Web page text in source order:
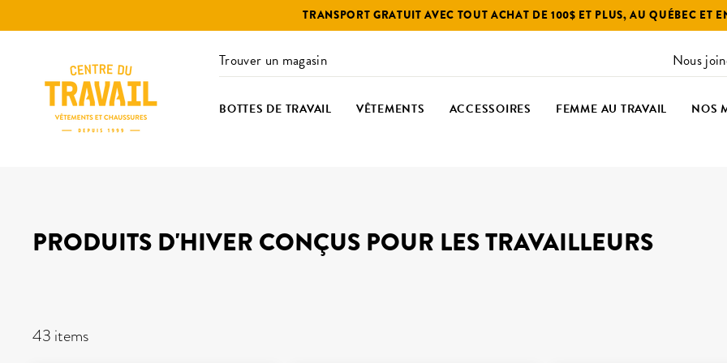
au
TRANSPORT GRATUIT AVEC TOUT ACHAT DE 100$ ET PLUS, AU QUÉBEC ET
Trouver un magasin Nous
BOTTES DE TRAVAIL VÊTEMENTS ACCESSOIRES FEMME AU TRAVAIL NOS
PRODUITS D'HIVER CONÇUS POUR LES TRAVAILLEURS
FILTRES
43 items